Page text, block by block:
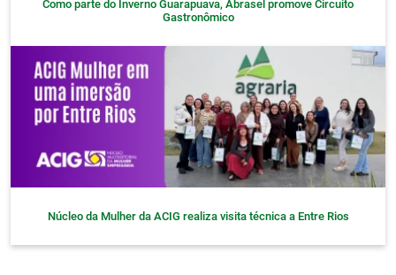
Como parte do Inverno Guarapuava, Abrasel promove Circuito
Gastronômico
Núcleo da Mulher da ACIG realiza visita técnica a Entre Rios